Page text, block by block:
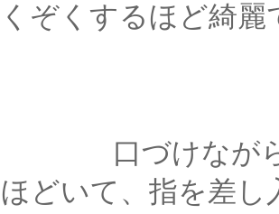
ぞくするほど綺麗
ながら、君の
どいて、指を差